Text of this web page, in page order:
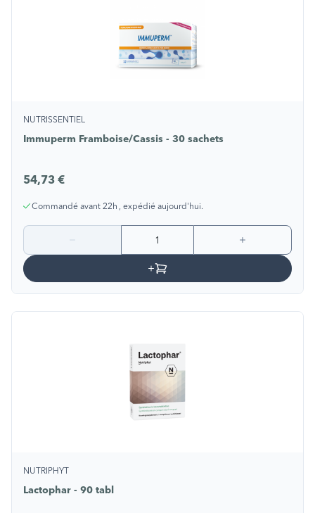
NUTRISSENTIEL
Immuperm Framboise/Cassis - 30 sachets
54,73 €
Commandé avant 22h , expédié aujourd'hui.
NUTRIPHYT
Lactophar - 90 tabl